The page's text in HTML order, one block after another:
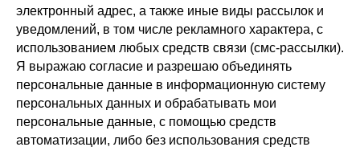
электронный адрес, а также иные виды рассылок и
уведомлений, в том числе рекламного характера, с
использованием любых средств связи (смс-рассылки).
Я выражаю согласие и разрешаю объединять
персональные данные в информационную систему
персональных данных и обрабатывать мои
персональные данные, с помощью средств
автоматизации, либо без использования средств